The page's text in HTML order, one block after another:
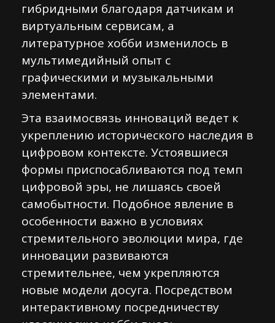
гибридными благодаря датчикам и
виртуальным сервисам, а
литературное хобби изменилось в
мультимедийный опыт с
графическими и музыкальными
элементами.
Эта взаимосвязь инноваций ведет к
укреплению исторического наследия в
цифровом контексте. Устоявшиеся
формы приспосабливаются под темп
цифровой эры, не лишаясь своей
самобытности. Подобное явление в
особенности важно в условиях
стремительного эволюции мира, где
инновации развиваются
стремительнее, чем укрепляются
новые модели досуга. Посредством
интерактивному посредничеству